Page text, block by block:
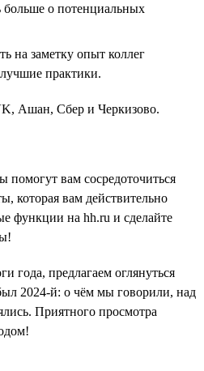
больше о потенциальных
на заметку опыт коллег
практики.
Ашан, Сбер и Черкизово.
вам сосредоточиться
которая вам действительно
функции на hh.ru и сделайте
года, предлагаем оглянуться
2024-й: о чём мы говорили, над
Приятного просмотра